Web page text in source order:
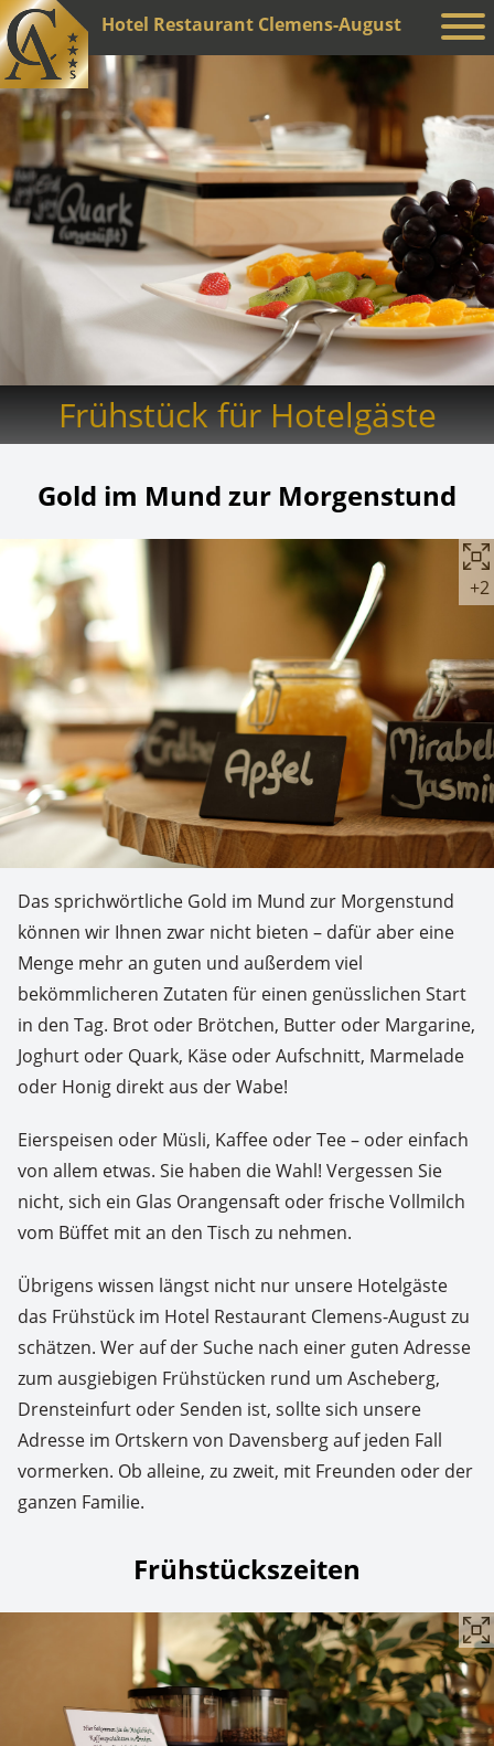
Hotel Restaurant Clemens-August
Frühstück für Hotelgäste
Gold im Mund zur Morgenstund
+2
Das sprichwörtliche Gold im Mund zur Morgenstund
können wir Ihnen zwar nicht bieten – dafür aber eine
Menge mehr an guten und außerdem viel
bekömmlicheren Zutaten für einen genüsslichen Start
in den Tag. Brot oder Brötchen, Butter oder Margarine,
Joghurt oder Quark, Käse oder Aufschnitt, Marmelade
oder Honig direkt aus der Wabe!
Eierspeisen oder Müsli, Kaffee oder Tee – oder einfach
von allem etwas. Sie haben die Wahl! Vergessen Sie
nicht, sich ein Glas Orangensaft oder frische Vollmilch
vom Büffet mit an den Tisch zu nehmen.
Übrigens wissen längst nicht nur unsere Hotelgäste
das Frühstück im Hotel Restaurant Clemens-August zu
schätzen. Wer auf der Suche nach einer guten Adresse
zum ausgiebigen Frühstücken rund um Ascheberg,
Drensteinfurt oder Senden ist, sollte sich unsere
Adresse im Ortskern von Davensberg auf jeden Fall
vormerken. Ob alleine, zu zweit, mit Freunden oder der
ganzen Familie.
Frühstückszeiten